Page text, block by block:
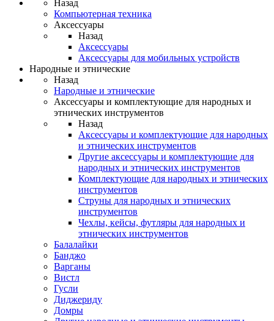
Назад
Компьютерная техника
Аксессуары
Назад
Аксессуары
Аксессуары для мобильных устройств
Народные и этнические
Назад
Народные и этнические
Аксессуары и комплектующие для народных и
этнических инструментов
Назад
Аксессуары и комплектующие для народных
и этнических инструментов
Другие аксессуары и комплектующие для
народных и этнических инструментов
Комплектующие для народных и этнических
инструментов
Струны для народных и этнических
инструментов
Чехлы, кейсы, футляры для народных и
этнических инструментов
Балалайки
Банджо
Варганы
Вистл
Гусли
Диджериду
Домры